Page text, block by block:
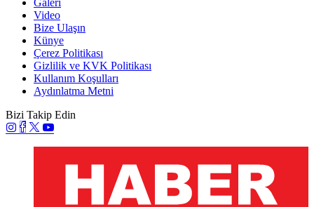
Galeri
Video
Bize Ulaşın
Künye
Çerez Politikası
Gizlilik ve KVK Politikası
Kullanım Koşulları
Aydınlatma Metni
Bizi Takip Edin